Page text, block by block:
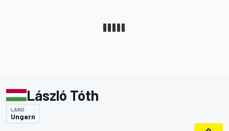
László Tóth
LAND
Ungarn